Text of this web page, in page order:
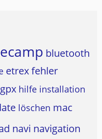
bluetooth
etrexfehler
gpx hilfe installation
löschen mac
navi navigation